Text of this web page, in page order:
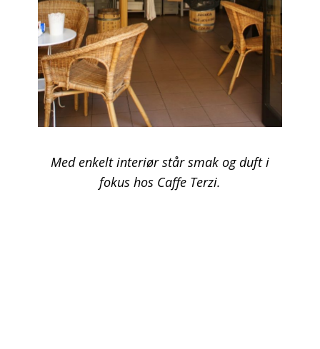
Med enkelt interiør står smak og duft i
fokus hos Caffe Terzi.